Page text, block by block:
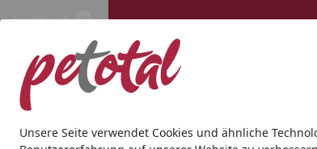
Unsere Seite verwendet Cookies und ähnliche
Kontakt
Hund Katze Aquaristik Teich Andere